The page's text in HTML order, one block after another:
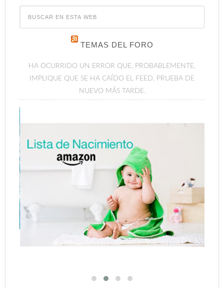
TEMAS DEL FORO
HA OCURRIDO UN ERROR QUE, PROBABLEMENTE,
IMPLIQUE QUE SE HA CAÍDO EL FEED. PRUEBA DE
NUEVO MÁS TARDE.